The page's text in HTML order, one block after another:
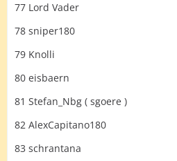
77 Lord Vader
78 sniper180
79 Knolli
80 eisbaern
81 Stefan_Nbg ( sgoere )
82 AlexCapitano180
83 schrantana